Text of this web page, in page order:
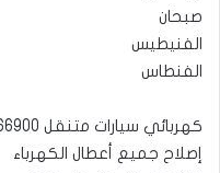
صبحان
الفنيطيس
الفنطاس
كهربائي سيارات متنقل 55166900
إصلاح جميع أعطال الكهرباء